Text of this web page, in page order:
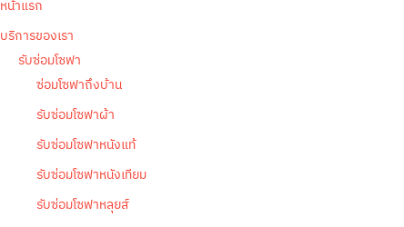
หน้าแรก
บริการของเรา
รับซ่อมโซฟา
ซ่อมโซฟาถึงบ้าน
รับซ่อมโซฟาผ้า
รับซ่อมโซฟาหนังแท้
รับซ่อมโซฟาหนังเทียม
รับซ่อมโซฟาหลุยส์